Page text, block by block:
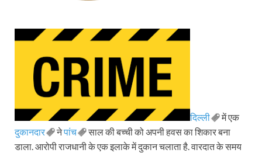
दिल्ली
में एक
दुकानदार
नेपांच
साल की बच्ची को अपनी हवस का शिकार बना
डाला. आरोपी राजधानी के एक इलाके में दुकान चलाता है. वारदात के समय